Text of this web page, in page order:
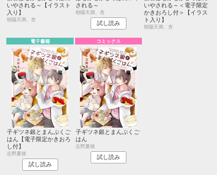
いやされる～【イラスト
入り】
朝陽天満、杏
される～
朝陽天満、杏
試し読み
いやされる～＜電子限定
かきおろし付＞【イラス
ト入り】
朝陽天満、杏
電子書籍
子ギツネ銀とまんぷくご
はん【電子限定かきおろ
し付】
志野夏穂
試し読み
コミックス
子ギツネ銀とまんぷくご
はん
志野夏穂
試し読み